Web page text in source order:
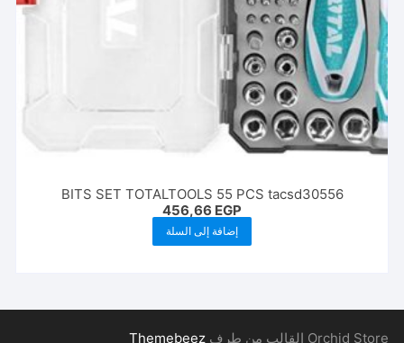
BITS SET TOTALTOOLS 55 PCS tacsd30556
456,66 EGP
إضافة إلى السلة
Orchid Store القالب من طرف Themebeez